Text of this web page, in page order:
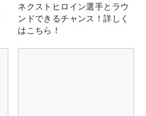
ネクストヒロイン選手とラウ
ンドできるチャンス！詳しく
はこちら！